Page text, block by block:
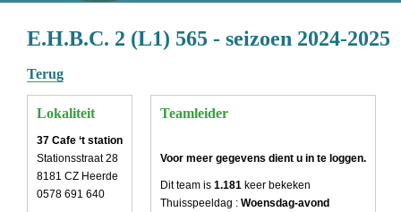
E.H.B.C. 2 (L1) 565 - seizoen 2024-2025
Terug
Lokaliteit
37 Cafe ‘t station
Stationsstraat 28
8181 CZ Heerde
0578 691 640
Teamleider
Voor meer gegevens dient u in te loggen.
Dit team is 1.181 keer bekeken
Thuisspeeldag : Woensdag-avond